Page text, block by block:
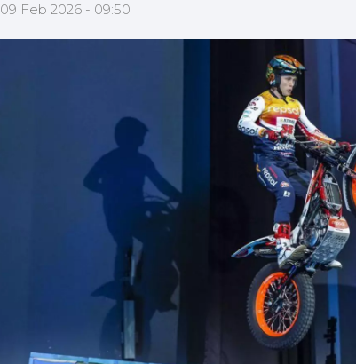
09 Feb 2026 - 09:50